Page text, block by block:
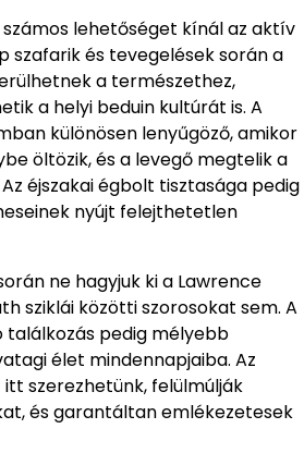
lehetőséget kínál az aktív
szafarik és tevegelések során a
a természethez,
a helyi beduin kultúrát is. A
különösen lenyűgöző, amikor
öltözik, és a levegő megtelik a
éjszakai égbolt tisztasága pedig
nyújt felejthetetlen
ne hagyjuk ki a Lawrence
sziklái közötti szorosokat sem. A
találkozás pedig mélyebb
élet mindennapjaiba. Az
szerezhetünk, felülmúlják
és garantáltan emlékezetesek